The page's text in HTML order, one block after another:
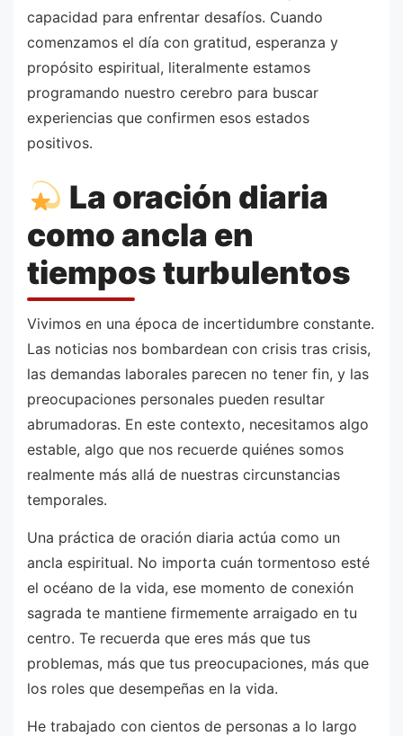
capacidad para enfrentar desafíos. Cuando
comenzamos el día con gratitud, esperanza y
propósito espiritual, literalmente estamos
programando nuestro cerebro para buscar
experiencias que confirmen esos estados
positivos.
La oración diaria
como ancla en
tiempos turbulentos
Vivimos en una época de incertidumbre constante.
Las noticias nos bombardean con crisis tras crisis,
las demandas laborales parecen no tener fin, y las
preocupaciones personales pueden resultar
abrumadoras. En este contexto, necesitamos algo
estable, algo que nos recuerde quiénes somos
realmente más allá de nuestras circunstancias
temporales.
Una práctica de oración diaria actúa como un
ancla espiritual. No importa cuán tormentoso esté
el océano de la vida, ese momento de conexión
sagrada te mantiene firmemente arraigado en tu
centro. Te recuerda que eres más que tus
problemas, más que tus preocupaciones, más que
los roles que desempeñas en la vida.
He trabajado con cientos de personas a lo largo